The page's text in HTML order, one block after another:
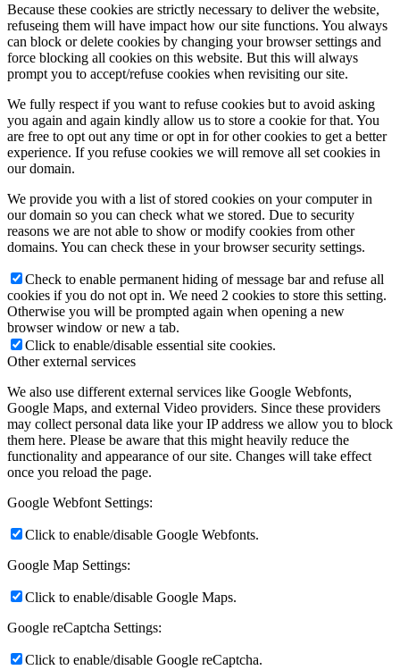
Because these cookies are strictly necessary to deliver the website,
refuseing them will have impact how our site functions. You always
can block or delete cookies by changing your browser settings and
force blocking all cookies on this website. But this will always
prompt you to accept/refuse cookies when revisiting our site.
We fully respect if you want to refuse cookies but to avoid asking
you again and again kindly allow us to store a cookie for that. You
are free to opt out any time or opt in for other cookies to get a better
experience. If you refuse cookies we will remove all set cookies in
our domain.
We provide you with a list of stored cookies on your computer in
our domain so you can check what we stored. Due to security
reasons we are not able to show or modify cookies from other
domains. You can check these in your browser security settings.
Check to enable permanent hiding of message bar and refuse all
cookies if you do not opt in. We need 2 cookies to store this setting.
Otherwise you will be prompted again when opening a new
browser window or new a tab.
Click to enable/disable essential site cookies.
Other external services
We also use different external services like Google Webfonts,
Google Maps, and external Video providers. Since these providers
may collect personal data like your IP address we allow you to block
them here. Please be aware that this might heavily reduce the
functionality and appearance of our site. Changes will take effect
once you reload the page.
Google Webfont Settings:
Click to enable/disable Google Webfonts.
Google Map Settings:
Click to enable/disable Google Maps.
Google reCaptcha Settings:
Click to enable/disable Google reCaptcha.